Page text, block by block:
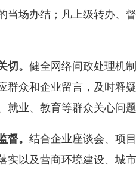
当场办结；凡上级转办、
。 健全网络问政处理机
群众和企业留言，及时释
就业、教育等群众关心问
。 结合企业座谈会、项
实以及营商环境建设、城